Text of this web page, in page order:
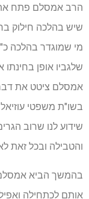
הרב אמסלם פתח את
שיש בהלכה חילוק
מי שמוגדר בהלכה
שלגביו אופן
אמסלם ציטט את
בשו"ת משפטי
שידוע לנו שרוב
והטבילה ובכל זאת
בהמשך הביא אמסלם
אותם לכתחילה